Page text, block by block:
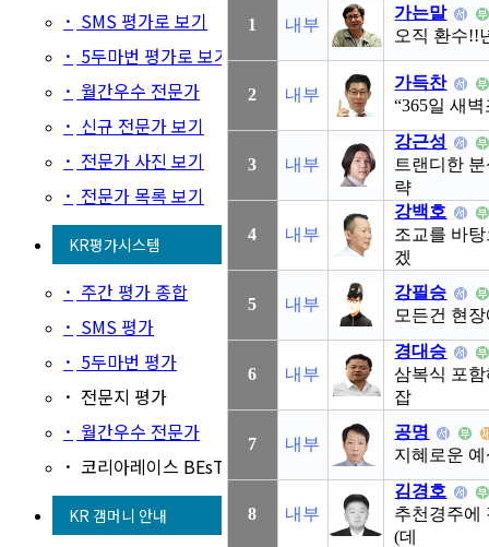
· SMS 평가로 보기
· 5두마번 평가로 보기
· 월간우수 전문가
· 신규 전문가 보기
· 전문가 사진 보기
· 전문가 목록 보기
KR평가시스템
· 주간 평가 종합
· SMS 평가
· 5두마번 평가
· 전문지 평가
· 월간우수 전문가
· 코리아레이스 BEsT
KR 갬머니 안내
1 내부
가는말
오직 환수!!
2 내부
가득찬
“365일 새
3 내부
강근성
트랜디한
략
4 내부
강백호
조교를 바
겠
5 내부
강필승
모든건 현
6 내부
경대승
삼복식 포
잡
7 내부
공명
지혜로운
8 내부
김경호
추천경주에
(데